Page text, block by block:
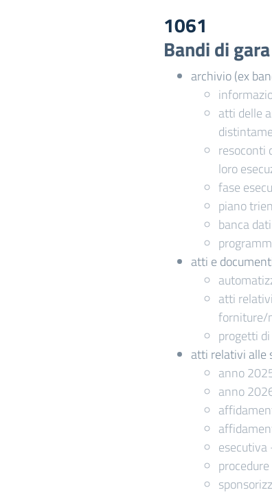
1061
Bandi di
archivio (ex
atti delle
resoconti
loro
fase
piano
banca
atti e
atti
forniture/
progetti
atti relativi alle
anno
anno